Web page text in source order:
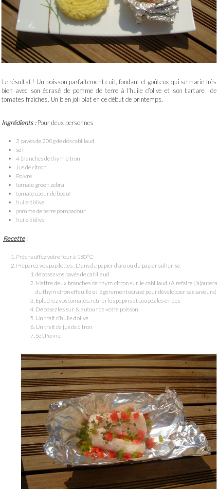
Le résultat ! Un poisson parfaitement cuit, fondant et goûteux qui se marie très
bien avec son écrasé de pomme de terre à l’huile d’olive et son tartare de
tomates fraîches. Un bien joli plat en ce début de printemps.
Ingrédients :Pour deux personnes
2 pavés de 200g de dos cabillaud
sel
4 branches de thym citron
Jus de citron
Poivre
tomate green zebra
tomate coeur de boeuf
huile d’olive
pomme de terre pompadour
huile d’olive
Recette:
Préchauffez votre four à 180°C
Préparez vos papilottes : Dans du papier d’alu ou du papier sulfurisé
déposez vos pavés de cabillaud
Mettre deux branches de thym citron sur le cabillaud (A refaire
du thym ciron effeuillé et légèrement écrasé pour développer ses saveurs)
Epluchez vos tomates, retirer les pepins et coupez les en dés
Déposez les sur & autour de votre poisson
Un trait d’huile d’olive
Un trait de jus de citron
Sel, Poivre